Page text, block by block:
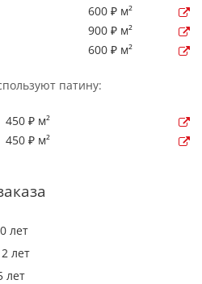
600 ₽ м²
900 ₽ м²
600 ₽ м²
патину:
450 ₽ м²
450 ₽ м²
лет
лет
лет